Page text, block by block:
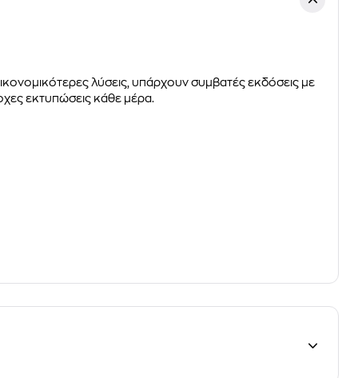
λύσεις, υπάρχουν συμβατές εκδόσεις με
εκτυπώσεις κάθε μέρα.